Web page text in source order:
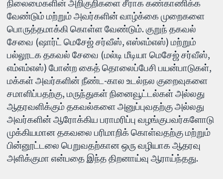
நிலைமைகளின் அறிகுறிகளை சீராக கண்காணிக்க
வேண்டும் மற்றும் அவர்களின் வாழ்க்கை முறைகளை
பொருத்தமாக்கி கொள்ள வேண்டும். குறுந் தகவல்
சேவை (ஷார்ட் மெசேஜ் சர்வீஸ், எஸ்எம்எஸ்) மற்றும்
பல்லூடக தகவல் சேவை (மல்டி மீடியா மெசேஜ் சர்வீஸ்,
எம்எம்எஸ்) போன்ற கைத் தொலைப்பேசி பயன்பாடுகள்,
மக்கள் அவர்களின் நீண்ட-கால உடல்நல குறைவுகளை
சமாளிப்பதற்கு, மருந்துகள் நினைவூட்டல்கள் அல்லது
ஆதரவளிக்கும் தகவல்களை அனுப்புவதற்கு அல்லது
அவர்களின் ஆரோக்கிய பராமரிப்பு வழங்குபவர்களோடு
முக்கியமான தகவலை பரிமாறிக் கொள்வதற்கு மற்றும்
பின்னூட்டலை பெறுவதற்கான ஒரு வழியாக ஆதரவு
அளிக்குமா என்பதை இந்த திறனாய்வு ஆராய்ந்தது.